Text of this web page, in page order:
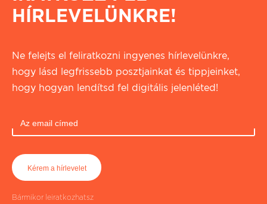
HÍRLEVELÜNKRE!
Ne felejts el feliratkozni ingyenes hírlevelünkre,
hogy lásd legfrissebb posztjainkat és tippjeinket,
hogy hogyan lendítsd fel digitális jelenléted!
Bármikor leiratkozhatsz